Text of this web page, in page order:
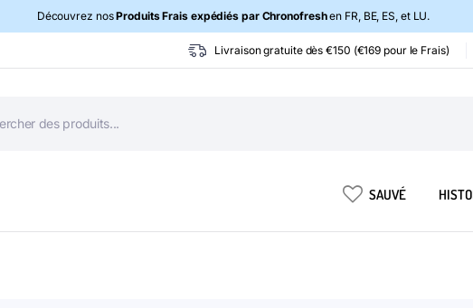
Découvrez nosProduits Frais expédiés par Chronofreshen FR, BE, ES, et LU.
Livraison gratuite dès €150 (€169 pour le Frais)
SAUVÉ